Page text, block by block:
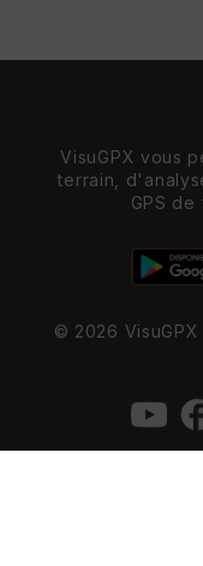
VisuGPX vous
terrain,
GPS
© 2026 VisuGPX